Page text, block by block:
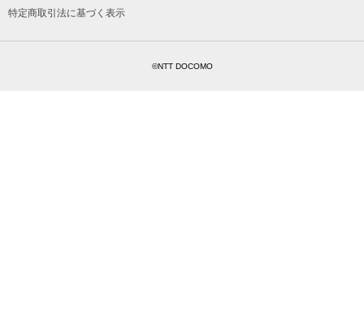
特定商取引法に基づく表示
©NTT DOCOMO